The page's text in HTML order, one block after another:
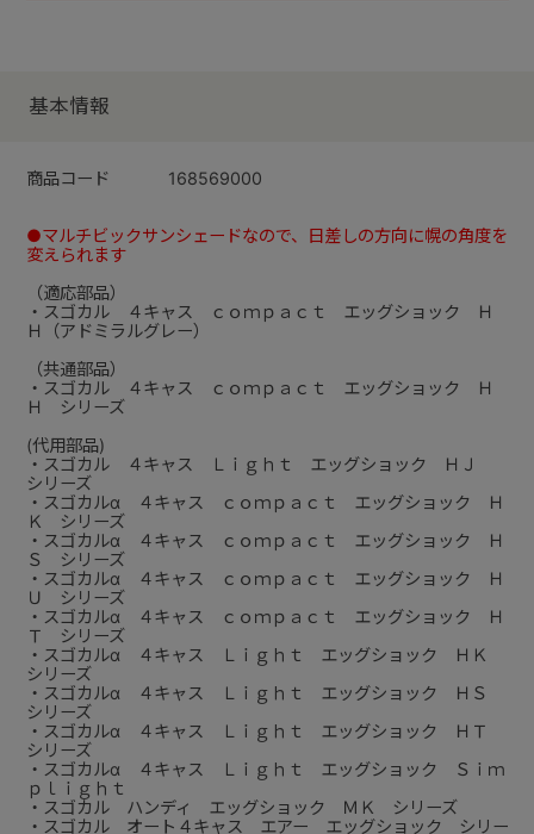
基本情報
商品コード 168569000
●マルチビックサンシェードなので、日差しの方向に幌の角度を
変えられます
（適応部品）
・スゴカル ４キャス ｃｏｍｐａｃｔ エッグショック Ｈ
Ｈ（アドミラルグレー）
（共通部品）
・スゴカル ４キャス ｃｏｍｐａｃｔ エッグショック Ｈ
Ｈ シリーズ
(代用部品)
・スゴカル ４キャス Ｌｉｇｈｔ エッグショック ＨＪ
シリーズ
・スゴカルα ４キャス ｃｏｍｐａｃｔ エッグショック Ｈ
Ｋ シリーズ
・スゴカルα ４キャス ｃｏｍｐａｃｔ エッグショック Ｈ
Ｓ シリーズ
・スゴカルα ４キャス ｃｏｍｐａｃｔ エッグショック Ｈ
Ｕ シリーズ
・スゴカルα ４キャス ｃｏｍｐａｃｔ エッグショック Ｈ
Ｔ シリーズ
・スゴカルα ４キャス Ｌｉｇｈｔ エッグショック ＨＫ
シリーズ
・スゴカルα ４キャス Ｌｉｇｈｔ エッグショック ＨＳ
シリーズ
・スゴカルα ４キャス Ｌｉｇｈｔ エッグショック ＨＴ
シリーズ
・スゴカルα ４キャス Ｌｉｇｈｔ エッグショック Ｓｉｍ
ｐｌｉｇｈｔ
・スゴカル ハンディ エッグショック ＭＫ シリーズ
・スゴカル オート４キャス エアー エッグショック シリー